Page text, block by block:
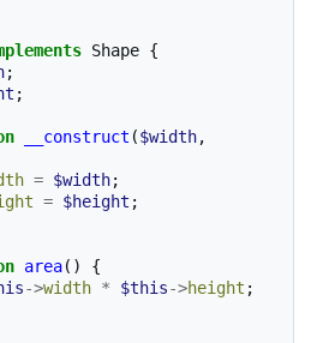
Shape {
;
;
__construct ($width,
= $width;
= $height ;
area()
{
->width * $this->height ;